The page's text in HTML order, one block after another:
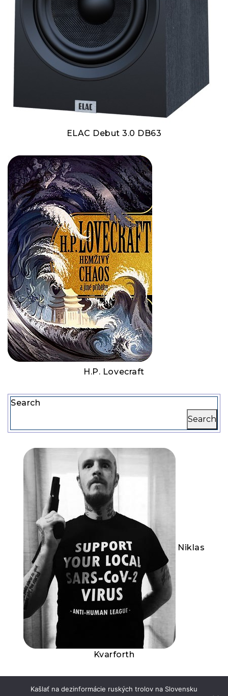
ELAC Debut 3.0 DB63
H.P. Lovecraft
Search
Search
Niklas
Kvarforth
Kašlať na dezinformácie ruských trolov na Slovensku